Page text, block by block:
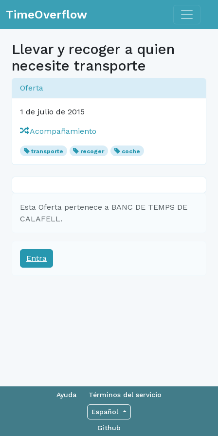
TimeOverflow Toggle
Llevar y recoger a quien
necesite transporte
Oferta
1 de julio de 2015
Acompañamiento
transporte recoger coche
Esta Oferta pertenece a BANC DE TEMPS DE
CALAFELL.
Entra
Ayuda Términos del servicio
Español
Github